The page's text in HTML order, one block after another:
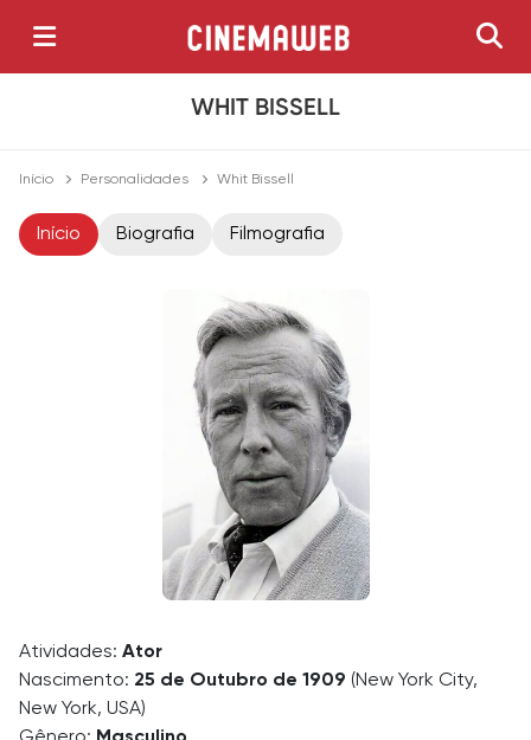
WHIT BISSELL
Início Personalidades Whit Bissell
Início Biografia Filmografia
Atividades: Ator
Nascimento: 25 de Outubro de 1909 (New York City,
New York, USA)